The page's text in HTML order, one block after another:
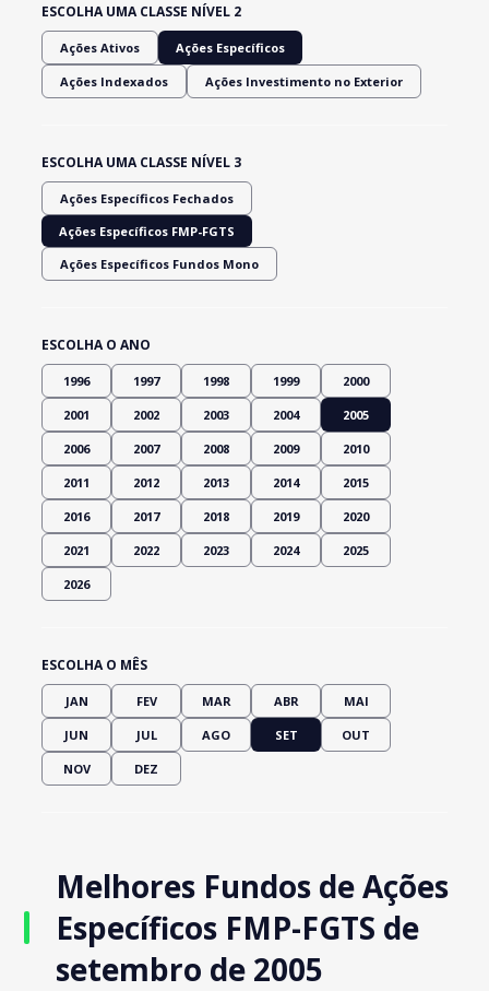
ESCOLHA UMA CLASSE NÍVEL 2
Ações Ativos Ações Específicos
Ações Indexados Ações Investimento no Exterior
ESCOLHA UMA CLASSE NÍVEL 3
Ações Específicos Fechados
Ações Específicos FMP-FGTS
Ações Específicos Fundos Mono
ESCOLHA O ANO
1996 1997 1998 1999 2000
2001 2002 2003 2004 2005
2006 2007 2008 2009 2010
2011 2012 2013 2014 2015
2016 2017 2018 2019 2020
2021 2022 2023 2024 2025
2026
ESCOLHA O MÊS
JAN FEV MAR ABR MAI
JUN JUL AGO SET OUT
NOV DEZ
Melhores Fundos de Ações
Específicos FMP-FGTS de
setembro de 2005